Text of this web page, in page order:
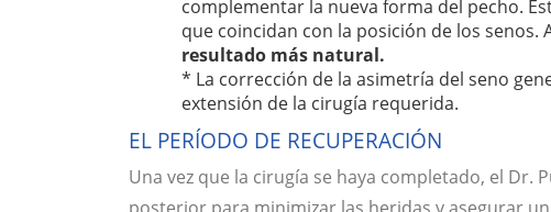
complementar la nueva forma del pecho.
que coincidan con la posición de los
resultado más natural.
* La corrección de la asimetría del seno
extensión de la cirugía requerida.
EL PERÍODO DE RECUPERACIÓN
Una vez que la cirugía se haya completado, el Dr.